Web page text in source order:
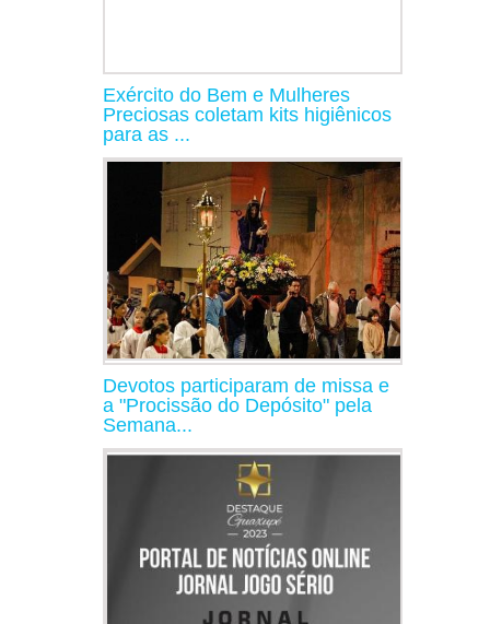
Exército do Bem e Mulheres
Preciosas coletam kits higiênicos
para as ...
Devotos participaram de missa e
a "Procissão do Depósito" pela
Semana...